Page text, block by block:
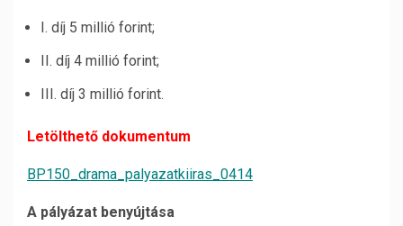
I. díj 5 millió forint;
II. díj 4 millió forint;
III. díj 3 millió forint.
Letölthető dokumentum
BP150_drama_palyazatkiiras_0414
A pályázat benyújtása